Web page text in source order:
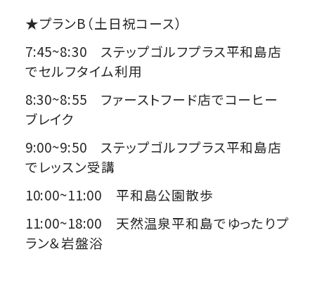
★プランB（土日祝コース）
7:45~8:30 ステップゴルフプラス平和島店
でセルフタイム利用
8:30~8:55 ファーストフード店でコーヒー
ブレイク
9:00~9:50 ステップゴルフプラス平和島店
でレッスン受講
10:00~11:00 平和島公園散歩
11:00~18:00 天然温泉平和島でゆったりプ
ラン＆岩盤浴